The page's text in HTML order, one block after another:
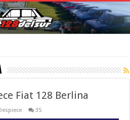
Fiat 128 Berlina
35